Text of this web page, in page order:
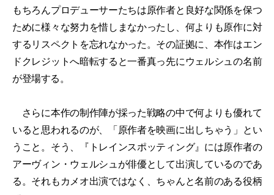
もちろんプロデューサーたちは原作者と良好な関係を保つ
ために様々な努力を惜しまなかったし、何よりも原作に対
するリスペクトを忘れなかった。その証拠に、本作はエン
ドクレジットへ暗転すると一番真っ先にウェルシュの名前
が登場する。
さらに本作の制作陣が採った戦略の中で何よりも優れて
いると思われるのが、「原作者を映画に出しちゃう」とい
うこと。そう、『トレインスポッティング』には原作者の
アーヴィン・ウェルシュが俳優として出演しているのであ
る。それもカメオ出演ではなく、ちゃんと名前のある役柄